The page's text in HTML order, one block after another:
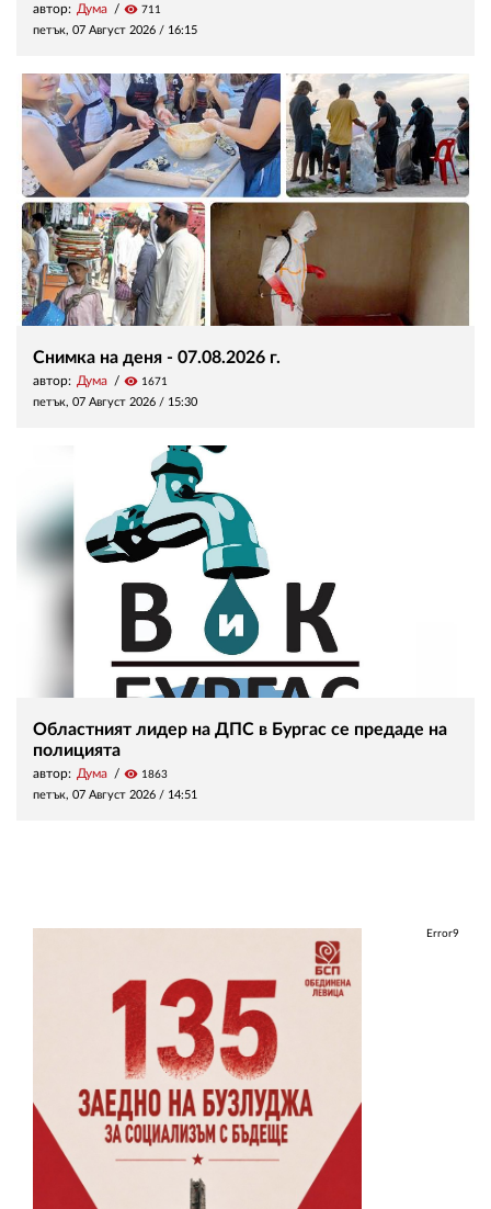
автор: Дума visibility 711
петък, 07 Август 2026 / 16:15
Снимка на деня - 07.08.2026 г.
автор: Дума visibility 1671
петък, 07 Август 2026 / 15:30
Областният лидер на ДПС в Бургас се предаде на
полицията
автор: Дума visibility 1863
петък, 07 Август 2026 / 14:51
Error9